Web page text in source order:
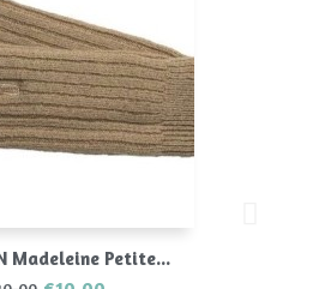
Madeleine Petite...